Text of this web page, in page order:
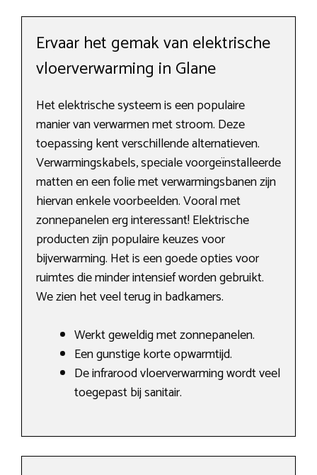
Ervaar het gemak van elektrische
vloerverwarming in Glane
Het elektrische systeem is een populaire
manier van verwarmen met stroom. Deze
toepassing kent verschillende alternatieven.
Verwarmingskabels, speciale voorgeïnstalleerde
matten en een folie met verwarmingsbanen zijn
hiervan enkele voorbeelden. Vooral met
zonnepanelen erg interessant! Elektrische
producten zijn populaire keuzes voor
bijverwarming. Het is een goede opties voor
ruimtes die minder intensief worden gebruikt.
We zien het veel terug in badkamers.
Werkt geweldig met zonnepanelen.
Een gunstige korte opwarmtijd.
De infrarood vloerverwarming wordt veel
toegepast bij sanitair.